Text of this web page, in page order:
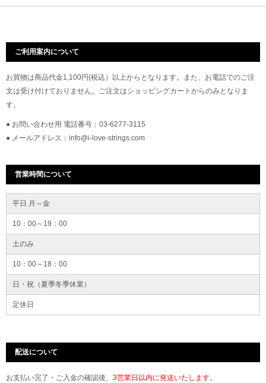
ご利用案内について
お買物は商品代金1,100円(税込）以上からとなります。また、お電話でのご注
文は受け付けておりません。ご注文はショッピングカートからのみとなりま
す。
● お問い合わせ用 電話番号：03-6277-3115
● メールアドレス：info@i-love-strings.com
営業時間について
平日 月～金
10：00～19：00
土のみ
10：00～18：00
日・祝（夏季冬季休業）
定休日
配送について
お支払い完了・ご入金の確認後、 3営業日以内に発送いたします。